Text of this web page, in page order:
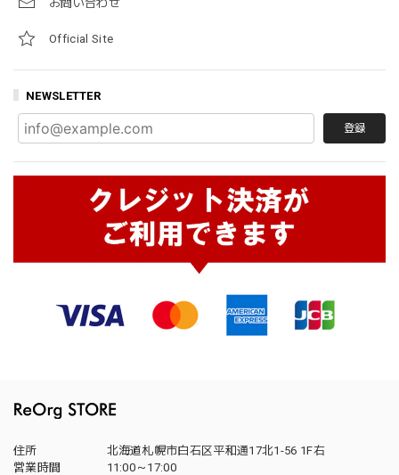
お問い合わせ
Official Site
NEWSLETTER
登録
住所
北海道札幌市白石区平和通17北1-56 1F右
営業時間
11:00～17:00